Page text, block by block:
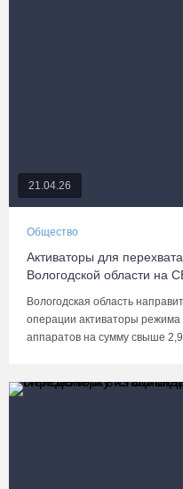
21.04.26
Общество
Активаторы для
Вологодской области на
Вологодская область
операции активаторы
аппаратов на сумму свыше